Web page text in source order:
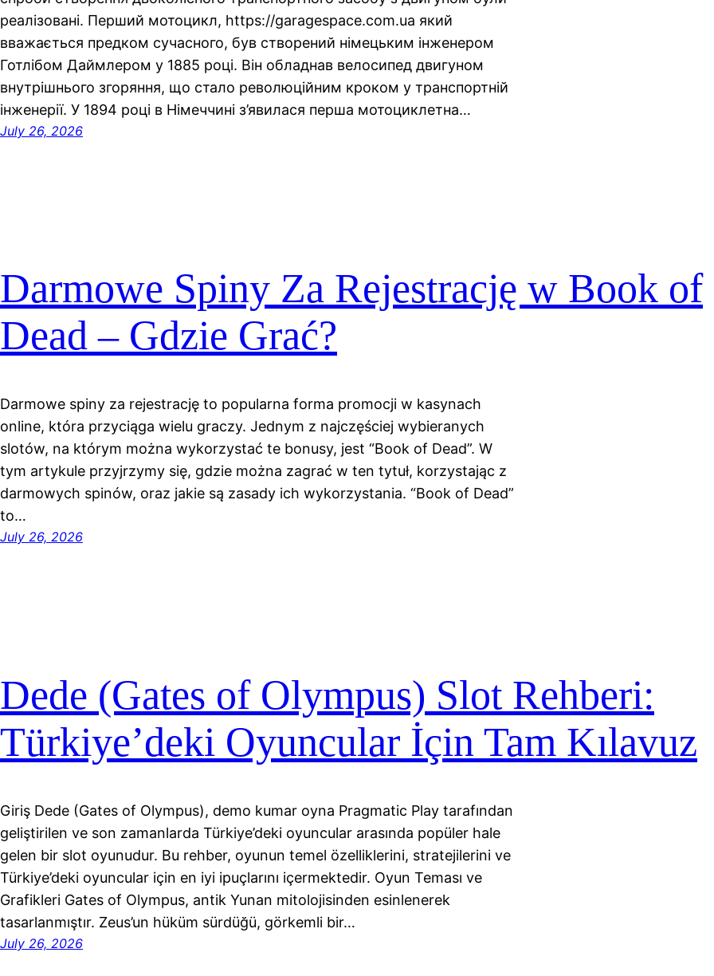
реалізовані. Перший мотоцикл, https://garagespace.com.ua який
вважається предком сучасного, був створений німецьким інженером
Готлібом Даймлером у 1885 році. Він обладнав велосипед двигуном
внутрішнього згоряння, що стало революційним кроком у транспортній
інженерії. У 1894 році в Німеччині з’явилася перша мотоциклетна…
July 26, 2026
Darmowe Spiny Za Rejestrację w Book of
Dead – Gdzie Grać?
Darmowe spiny za rejestrację to popularna forma promocji w kasynach
online, która przyciąga wielu graczy. Jednym z najczęściej wybieranych
slotów, na którym można wykorzystać te bonusy, jest “Book of Dead”. W
tym artykule przyjrzymy się, gdzie można zagrać w ten tytuł, korzystając z
darmowych spinów, oraz jakie są zasady ich wykorzystania. “Book of Dead”
to…
July 26, 2026
Dede (Gates of Olympus) Slot Rehberi:
Türkiye’deki Oyuncular İçin Tam Kılavuz
Giriş Dede (Gates of Olympus), demo kumar oyna Pragmatic Play tarafından
geliştirilen ve son zamanlarda Türkiye’deki oyuncular arasında popüler hale
gelen bir slot oyunudur. Bu rehber, oyunun temel özelliklerini, stratejilerini ve
Türkiye’deki oyuncular için en iyi ipuçlarını içermektedir. Oyun Teması ve
Grafikleri Gates of Olympus, antik Yunan mitolojisinden esinlenerek
tasarlanmıştır. Zeus’un hüküm sürdüğü, görkemli bir…
July 26, 2026